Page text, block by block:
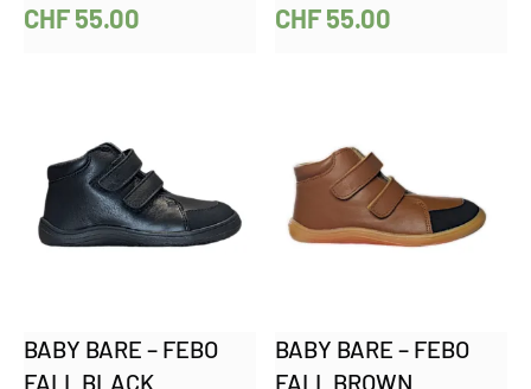
CHF55.00
CHF55.00
BABY BARE – FEBO
FALL BLACK
BABY BARE – FEBO
FALL BROWN